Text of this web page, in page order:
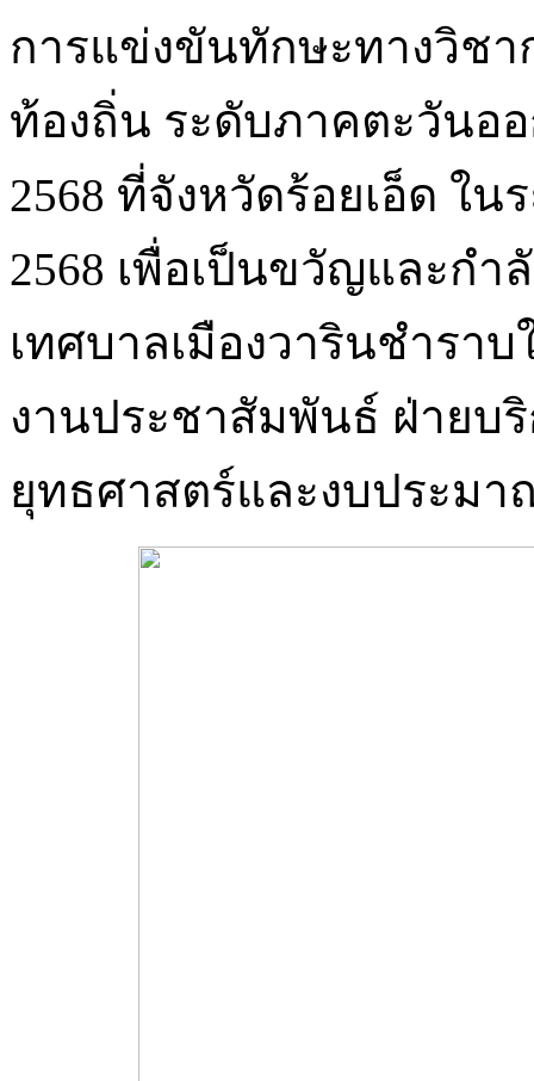
การแข่งขันทักษะทางวิช
ท้องถิ่น ระดับภาคตะวันออ
2568 ที่จังหวัดร้อยเอ็ด ใ
2568 เพื่อเป็นขวัญและก
เทศบาลเมืองวารินชำรา
งานประชาสัมพันธ์ ฝ่ายบ
ยุทธศาสตร์และงบประมา